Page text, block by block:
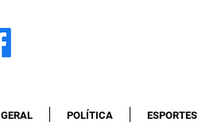
GERAL POLÍTICA ESPORTES